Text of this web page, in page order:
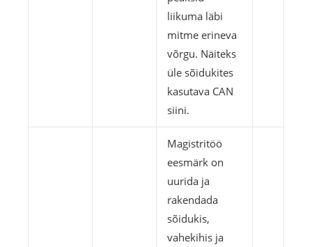
liikuma läbi
mitme erineva
võrgu. Näiteks
üle sõidukites
kasutava CAN
siini.
Magistritöö
eesmärk on
uurida ja
rakendada
sõidukis,
vahekihis ja